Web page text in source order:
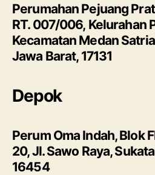
Perumahan Pejuang
RT. 007/006, Kelurahan
Kecamatan Medan
Jawa Barat, 17131
Depok
Perum Oma Indah, Blok
20, Jl. Sawo Raya,
16454